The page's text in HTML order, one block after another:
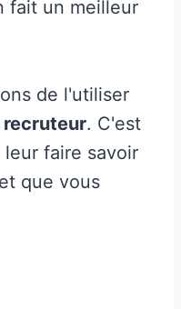
fait un meilleur
de l'utiliser
recruteur. C'est
faire savoir
que vous